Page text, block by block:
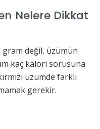
Nelere Dikkat
gram değil, üzümün
kaç kalori sorusuna
üzümde farklı
gerekir.